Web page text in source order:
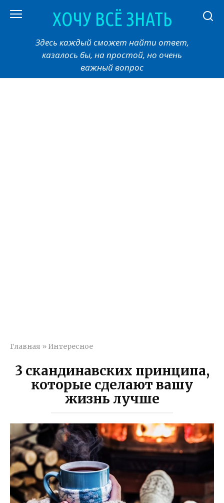
ХОЧУ ВСЁ ЗНАТЬ
Здесь каждый сможет найти ответ,
казалось бы, на простой, но очень
важный вопрос
Главная » Интересное
3 скандинавских принципа,
которые сделают вашу
жизнь лучше